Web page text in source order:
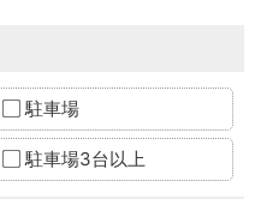
駐車場
駐車場3台以上